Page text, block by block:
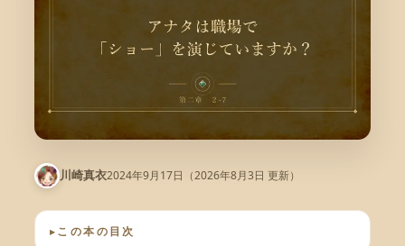
川崎真衣2024年9月17日 （2026年8月3日 更新）
この本の目次